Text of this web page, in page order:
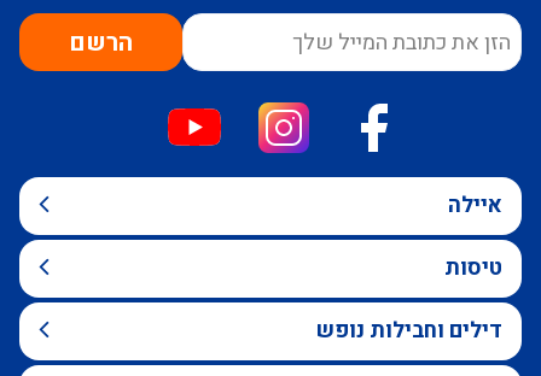
הרשם
איילה
טיסות
דילים וחבילות נופש